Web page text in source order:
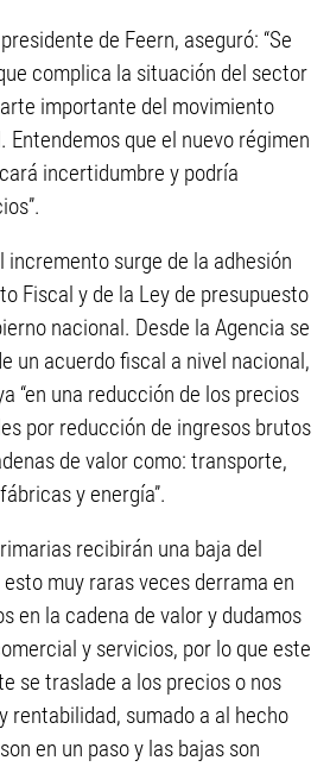
de Feern, aseguró: “Se
complica la situación del sector
importante del movimiento
que el nuevo régimen
incertidumbre y podría
incremento surge de la adhesión
Fiscal y de la Ley de presupuesto
nacional. Desde la Agencia se
un acuerdo fiscal a nivel nacional,
“en una reducción de los precios
por reducción de ingresos brutos
de valor como: transporte,
y energía”.
recibirán una baja del
muy raras veces derrama en
en la cadena de valor y dudamos
y servicios, por lo que este
se traslade a los precios o nos
rentabilidad, sumado a al hecho
en un paso y las bajas son